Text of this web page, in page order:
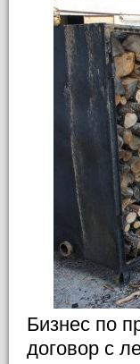
Бизнес по
договор с